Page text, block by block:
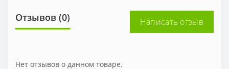
Отзывов (0) Написать отзыв
Нет отзывов о данном товаре.